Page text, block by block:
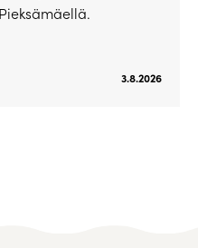
3.8.2026